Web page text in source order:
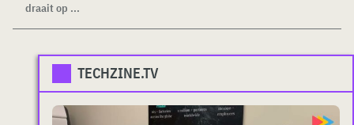
draait op ...
TECHZINE.TV